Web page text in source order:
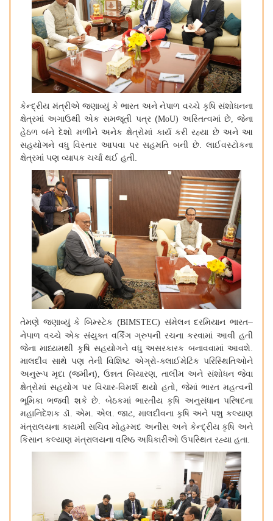
કેન્દ્રીય મંત્રીએ જણાવ્યું કે ભારત અને નેપાળ વચ્ચે કૃષિ સંશોધનના
ક્ષેત્રમાં અગાઉથી એક સમજૂતી પત્ર (MoU) અસ્તિત્વમાં છે, જેના
હેઠળ બંને દેશો મળીને અનેક ક્ષેત્રોમાં કાર્ય કરી રહ્યા છે અને આ
સહયોગને વધુ વિસ્તાર આપવા પર સહમતિ બની છે
લાઈવસ્ટોકના
ક્ષેત્રમાં પણ વ્યાપક ચર્ચા થઈ હતી
તેમણે જણાવ્યું કે બિમ્સ્ટેક (BIMSTEC) સંમેલન દરમિયાન ભારત–
નેપાળ વચ્ચે એક સંયુક્ત વર્કિંગ ગ્રુપની રચના કરવામાં આવી હતી
જેના માધ્યમથી કૃષિ સહયોગને વધુ અસરકારક બનાવવામાં આવશે
માલદીવ સાથે પણ તેની વિશિષ્ટ એગ્રો-ક્લાઈમેટિક પરિસ્થિતિઓને
અનુરૂપ મૃદા (જમીન) ,ઉન્નત બિયારણ તાલીમ અને સંશોધન જેવા
ક્ષેત્રોમાં સહયોગ પર વિચાર-વિમર્શ થયો હતો જેમાં ભારત મહત્વની
ભૂમિકા ભજવી શકે છે બેઠકમાં ભારતીય કૃષિ અનુસંધાન પરિષદના
મહાનિદેશક ડૉ એમ એલ જાટ માલદીવના કૃષિ અને પશુ કલ્યાણ
મંત્રાલયના કાયમી સચિવ મોહમ્મદ અનીસ અને કેન્દ્રીય કૃષિ અને
કિસાન કલ્યાણ મંત્રાલયના વરિષ્ઠ અધિકારીઓ ઉપસ્થિત રહ્યા હતા